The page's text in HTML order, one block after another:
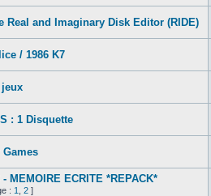
Real and Imaginary Disk Editor (RIDE)
/ 1986 K7
jeux
: 1 Disquette
MEMOIRE ECRITE *REPACK*
: 1 2 ]